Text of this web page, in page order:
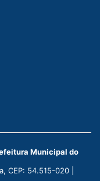
Municipal do
CEP: 54.515-020 |